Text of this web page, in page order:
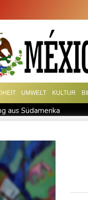
UMWELT KULTUR
aus Südamerika
bei Hoffenheim
Mehr als 140
Sanktionen gegen